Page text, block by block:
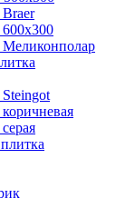
Меликонполар